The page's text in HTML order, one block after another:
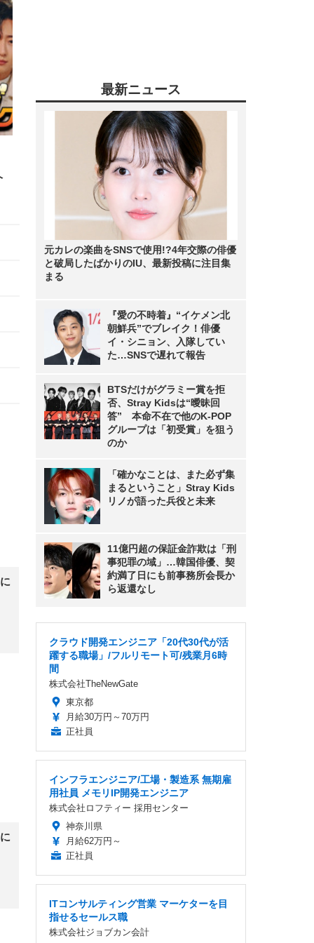
最新ニュース
元カレの楽曲をSNSで使用!?4年交際の俳優
と破局したばかりのIU、最新投稿に注目集
まる
『愛の不時着』“イケメン北
朝鮮兵”でブレイク！俳優
イ・シニョン、入隊してい
た…SNSで遅れて報告
BTSだけがグラミー賞を拒
否、Stray Kidsは“曖昧回
答” 本命不在で他のK-POP
グループは「初受賞」を狙う
のか
「確かなことは、また必ず集
まるということ」Stray Kids
リノが語った兵役と未来
11億円超の保証金詐欺は「刑
事犯罪の域」…韓国俳優、契
約満了日にも前事務所会長か
ら返還なし
クラウド開発エンジニア「20代30代が活
躍する職場」/フルリモート可/残業月6時
間
株式会社TheNewGate
東京都
月給30万円～70万円
正社員
インフラエンジニア/工場・製造系 無期雇
用社員 メモリIP開発エンジニア
株式会社ロフティー 採用センター
神奈川県
月給62万円～
正社員
ITコンサルティング営業 マーケターを目
指せるセールス職
株式会社ジョブカン会計